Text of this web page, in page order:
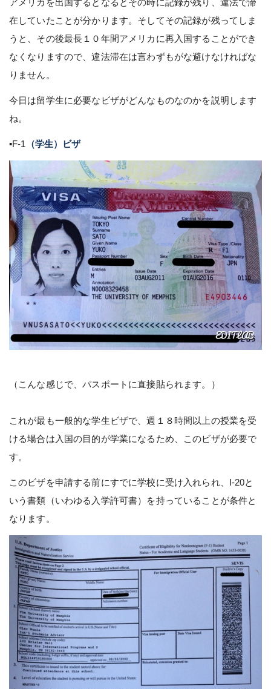
在していたことが分かります。そしてその記録が残ってしま
うと、その後最長１０年間アメリカに再入国することができ
なくなりますので、違法滞在は言わずもがな避けなければな
りません。
今日は留学生に必要なビザがどんなものなのかを説明します
ね。
▪︎F-1 （学生）ビザ
（こんな感じで、パスポートに直接貼られます。）
これが最も一般的な学生ビザで、週１８時間以上の授業を受
ける場合は入国の目的が学業になるため、このビザが必要で
す。
このビザを申請する前にすでに学校に受け入れられ、I-20と
いう書類（いわゆる入学許可書）を持っていることが条件と
なります。